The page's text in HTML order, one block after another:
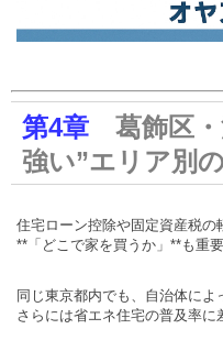
第4章 葛飾区・
強い”エリア別
住宅ローン控除や固定資産税の
**「どこで家を買うか」**も重
同じ東京都内でも、自治体によ
さらには省エネ住宅の普及率に